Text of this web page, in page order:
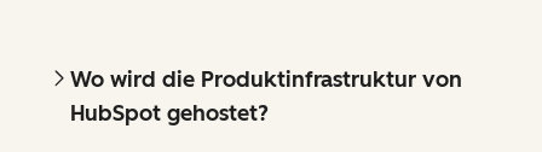
Wo wird die Produktinfrastruktur von
HubSpot gehostet?